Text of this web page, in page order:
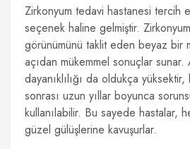
Zirkonyum tedavi hastanesi tercih
seçenek haline gelmiştir.
görünümünü taklit eden beyaz bir
açıdan mükemmel sonuçlar sunar.
dayanıklılığı da oldukça
sonrası uzun yıllar boyunca
kullanılabilir. Bu sayede hastalar,
güzel gülüşlerine kavuşurlar.